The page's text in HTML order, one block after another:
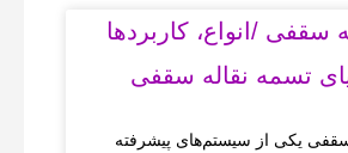
سقفی /انواع، کاربردها
تسمه نقاله‌ سقفی
سقفی یکی از سیستم‌های پیشرفته